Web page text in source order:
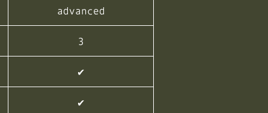
advanced
3
✔︎
✔︎